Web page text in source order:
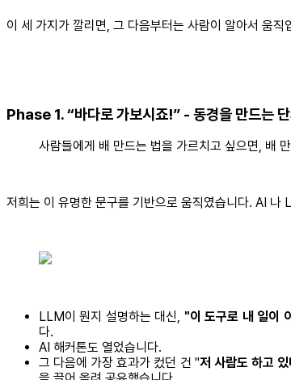
이 세 가지가 깔리면, 그 다음부터는 사람이 알아서 움직
Phase 1. “바다로 가보시죠!” - 동경을 만드는
사람들에게 배 만드는 법을 가르치고 싶으면, 배
저희는 이 유명한 문구를 기반으로 움직였습니다. AI
LLM이 뭔지 설명하는 대신, "이 도구로 내 일이
다.
AI 해커톤도 열었습니다.
그 다음에 가장 효과가 컸던 건 "저 사람도 하고